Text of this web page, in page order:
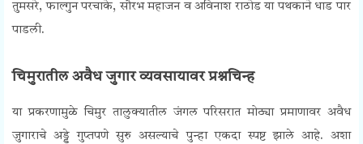
तुमसरे, फाल्गुन परचाके, सौरभ महाजन व अविनाश राठोड या पथकाने धाड पार
पाडली.
चिमुरातील अवैध जुगार व्यवसायावर प्रश्नचिन्ह
या प्रकरणामुळे चिमुर तालुक्यातील जंगल परिसरात मोठ्या प्रमाणावर अवैध
जुगाराचे अड्डे गुप्तपणे सुरु असल्याचे पुन्हा एकदा स्पष्ट झाले आहे. अशा